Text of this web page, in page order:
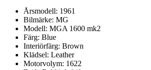
Årsmodell: 1961
Bilmärke: MG
Modell: MGA 1600 mk2
Färg: Blue
Interiörfärg: Brown
Klädsel: Leather
Motorvolym: 1622